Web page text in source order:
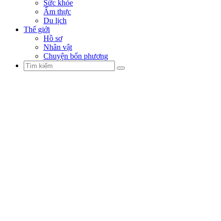
Sức khỏe
Ẩm thực
Du lịch
Thế giới
Hồ sơ
Nhân vật
Chuyện bốn phương